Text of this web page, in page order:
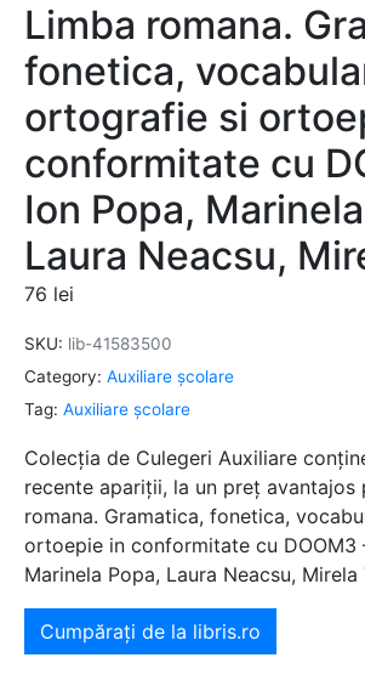
Limba romana.
fonetica,
ortografie si
conformitate cu
Ion Popa,
Laura Neacsu,
76 lei
SKU: lib-41583500
Category: Auxiliare şcolare
Tag: Auxiliare şcolare
Colecția de Culegeri Auxiliare
recente apariții, la un preț avantajos
romana. Gramatica, fonetica,
ortoepie in conformitate cu DOOM3
Marinela Popa, Laura Neacsu, Mirela
Cumpărați de la libris.ro